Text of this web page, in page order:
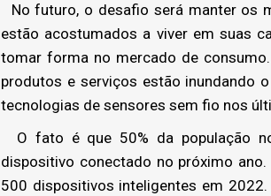
No futuro, o desafio será manter os
estão acostumados a viver em suas
tomar forma no mercado de
produtos e serviços estão inundando
tecnologias de sensores sem fio nos
O fato é que 50% da população
dispositivo conectado no próximo
500 dispositivos inteligentes em